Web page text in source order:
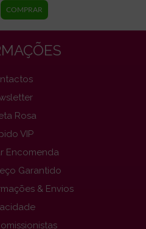
Rosa
VIP
Encomenda
Garantido
& Envios